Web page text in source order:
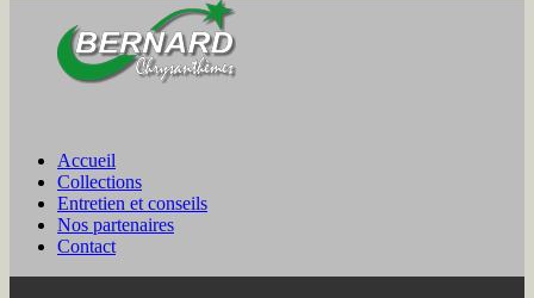
Accueil
Collections
Entretien et conseils
Nos partenaires
Contact